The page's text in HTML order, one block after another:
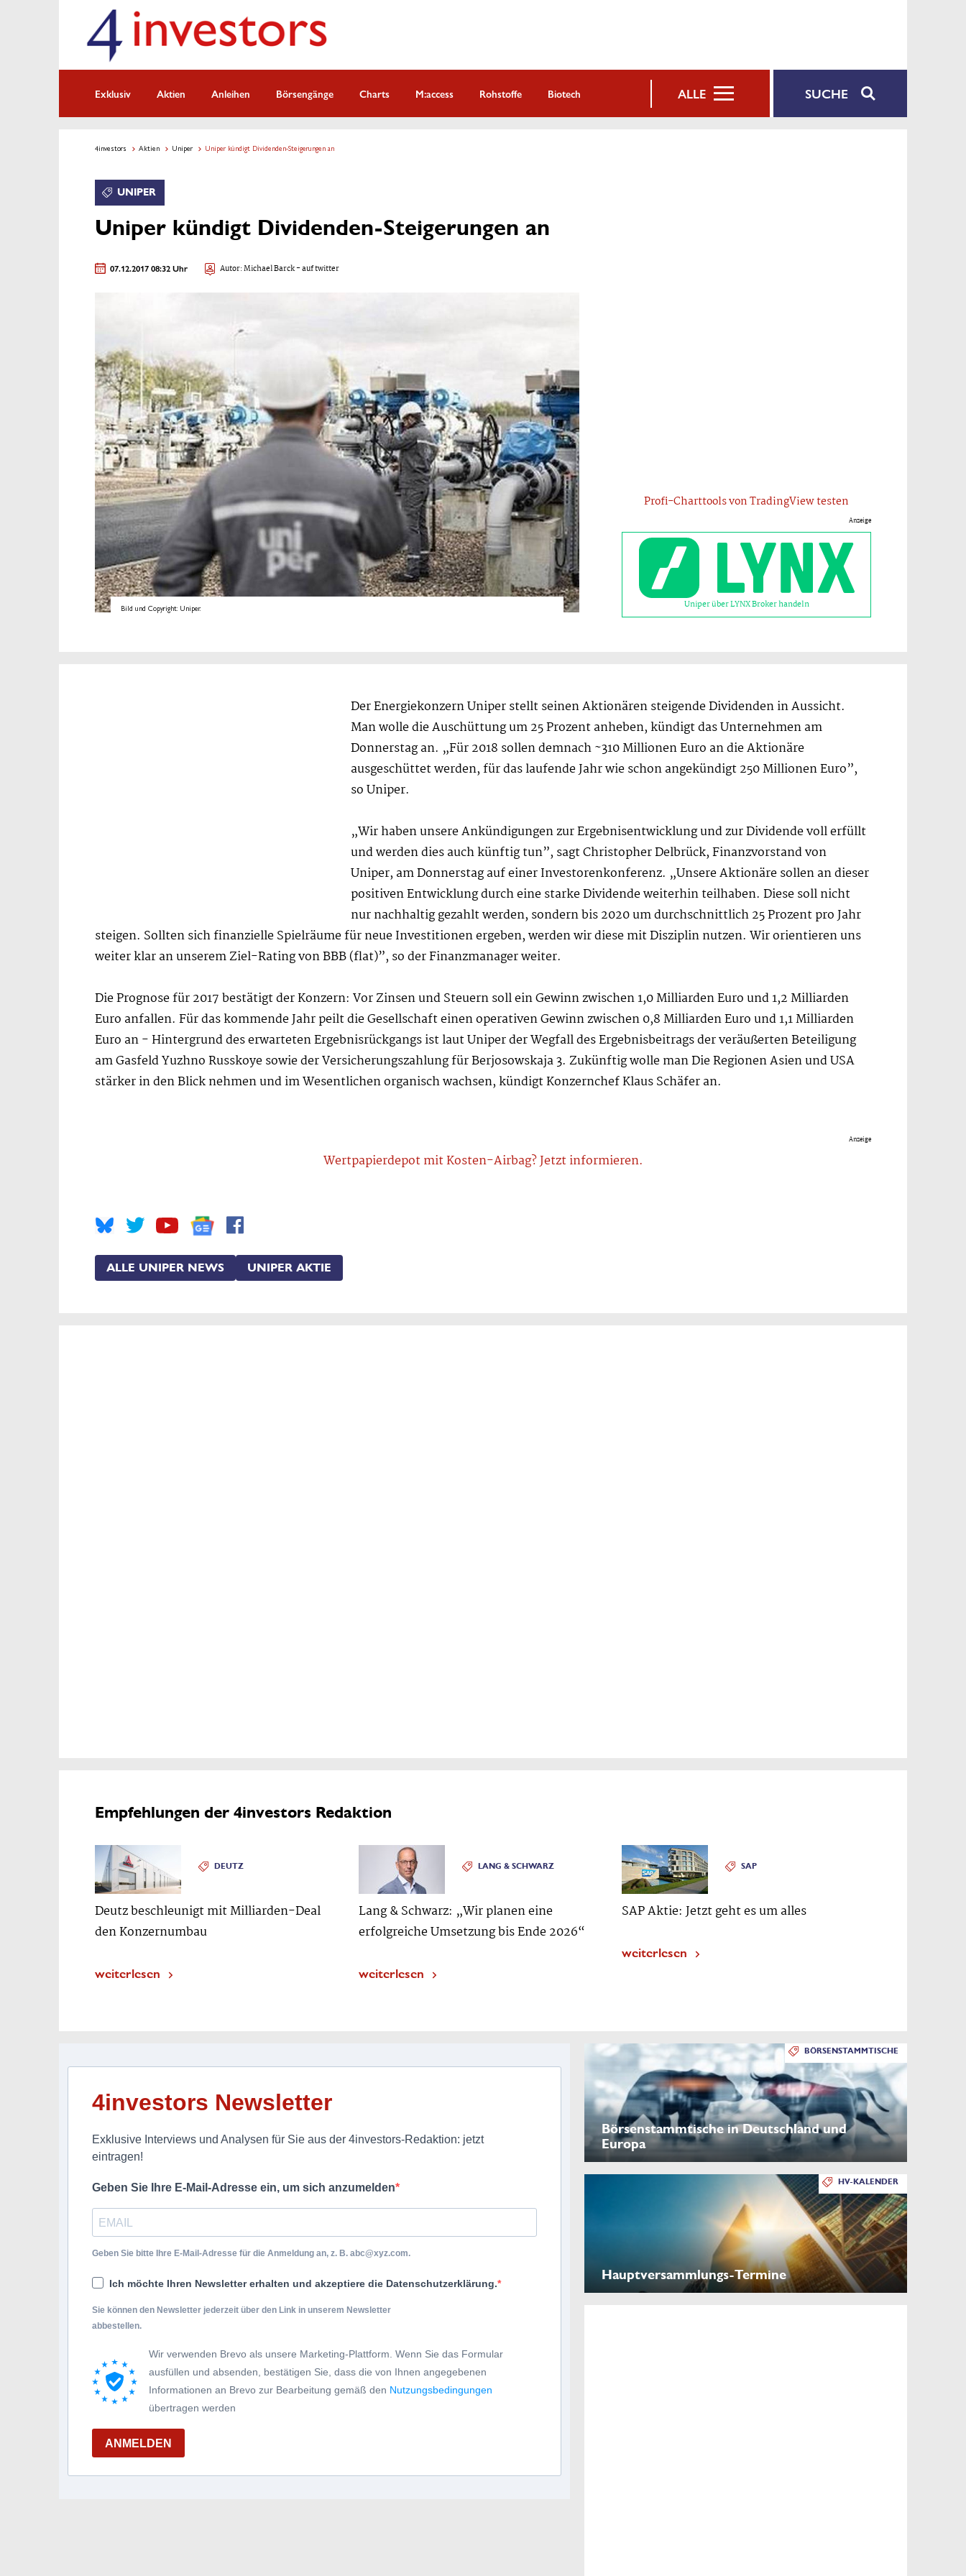
SUCHE
ALLE
Exklusiv Aktien Anleihen Börsengänge Charts M:access Rohstoffe Biotech
4investors Aktien Uniper Uniper kündigt Dividenden-Steigerungen an
UNIPER
Uniper kündigt Dividenden-Steigerungen an
07.12.2017 08:32 Uhr Autor:Michael Barck- auf twitter
Bild und Copyright: Uniper.
Profi-Charttools von TradingView testen
Anzeige
Uniper über LYNX Broker handeln
Der Energiekonzern Uniper stellt seinen Aktionären steigende Dividenden in Aussicht.
Man wolle die Auschüttung um 25 Prozent anheben, kündigt das Unternehmen am
Donnerstag an. „Für 2018 sollen demnach ~310 Millionen Euro an die Aktionäre
ausgeschüttet werden, für das laufende Jahr wie schon angekündigt 250 Millionen Euro”,
so Uniper.
„Wir haben unsere Ankündigungen zur Ergebnisentwicklung und zur Dividende voll erfüllt
und werden dies auch künftig tun”, sagt Christopher Delbrück, Finanzvorstand von
Uniper, am Donnerstag auf einer Investorenkonferenz. „Unsere Aktionäre sollen an dieser
positiven Entwicklung durch eine starke Dividende weiterhin teilhaben. Diese soll nicht
nur nachhaltig gezahlt werden, sondern bis 2020 um durchschnittlich 25 Prozent pro Jahr
steigen. Sollten sich finanzielle Spielräume für neue Investitionen ergeben, werden wir diese mit Disziplin nutzen. Wir orientieren uns
weiter klar an unserem Ziel-Rating von BBB (flat)”, so der Finanzmanager weiter.
Die Prognose für 2017 bestätigt der Konzern: Vor Zinsen und Steuern soll ein Gewinn zwischen 1,0 Milliarden Euro und 1,2 Milliarden
Euro anfallen. Für das kommende Jahr peilt die Gesellschaft einen operativen Gewinn zwischen 0,8 Milliarden Euro und 1,1 Milliarden
Euro an - Hintergrund des erwarteten Ergebnisrückgangs ist laut Uniper der Wegfall des Ergebnisbeitrags der veräußerten Beteiligung
am Gasfeld Yuzhno Russkoye sowie der Versicherungszahlung für Berjosowskaja 3. Zukünftig wolle man Die Regionen Asien und USA
stärker in den Blick nehmen und im Wesentlichen organisch wachsen, kündigt Konzernchef Klaus Schäfer an.
Anzeige
Wertpapierdepot mit Kosten-Airbag? Jetzt informieren.
ALLE UNIPER NEWS UNIPER AKTIE
Empfehlungen der 4investors Redaktion
DEUTZ
Deutz beschleunigt mit Milliarden-Deal
den Konzernumbau
weiterlesen
LANG & SCHWARZ
Lang & Schwarz: „Wir planen eine
erfolgreiche Umsetzung bis Ende 2026“
weiterlesen
SAP
SAP Aktie: Jetzt geht es um alles
weiterlesen
4investors Newsletter
Exklusive Interviews und Analysen für Sie aus der 4investors-Redaktion: jetzt
eintragen!
Geben Sie Ihre E-Mail-Adresse ein, um sich anzumelden
Geben Sie bitte Ihre E-Mail-Adresse für die Anmeldung an, z. B. abc@xyz.com.
Ich möchte Ihren Newsletter erhalten und akzeptiere die Datenschutzerklärung.
Sie können den Newsletter jederzeit über den Link in unserem Newsletter
abbestellen.
Wir verwenden Brevo als unsere Marketing-Plattform. Wenn Sie das Formular
ausfüllen und absenden, bestätigen Sie, dass die von Ihnen angegebenen
Informationen an Brevo zur Bearbeitung gemäß den Nutzungsbedingungen
übertragen werden
ANMELDEN
BÖRSENSTAMMTISCHE
Börsenstammtische in Deutschland und
Europa
HV-KALENDER
Hauptversammlungs-Termine